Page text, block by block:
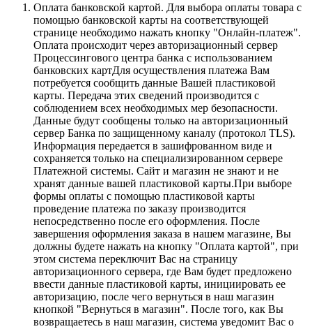
Оплата банковской картой. Для выбора оплаты товара с
помощью банковской карты на соответствующей
странице необходимо нажать кнопку "Онлайн-платеж".
Оплата происходит через авторизационный сервер
Процессингового центра банка с использованием
банковских картДля осуществления платежа Вам
потребуется сообщить данные Вашей пластиковой
карты. Передача этих сведений производится с
соблюдением всех необходимых мер безопасности.
Данные будут сообщены только на авторизационный
сервер Банка по защищенному каналу (протокол TLS).
Информация передается в зашифрованном виде и
сохраняется только на специализированном сервере
Платежной системы. Сайт и магазин не знают и не
хранят данные вашей пластиковой карты.При выборе
формы оплаты с помощью пластиковой карты
проведение платежа по заказу производится
непосредственно после его оформления. После
завершения оформления заказа в нашем магазине, Вы
должны будете нажать на кнопку "Оплата картой", при
этом система переключит Вас на страницу
авторизационного сервера, где Вам будет предложено
ввести данные пластиковой карты, инициировать ее
авторизацию, после чего вернуться в наш магазин
кнопкой "Вернуться в магазин". После того, как Вы
возвращаетесь в наш магазин, система уведомит Вас о